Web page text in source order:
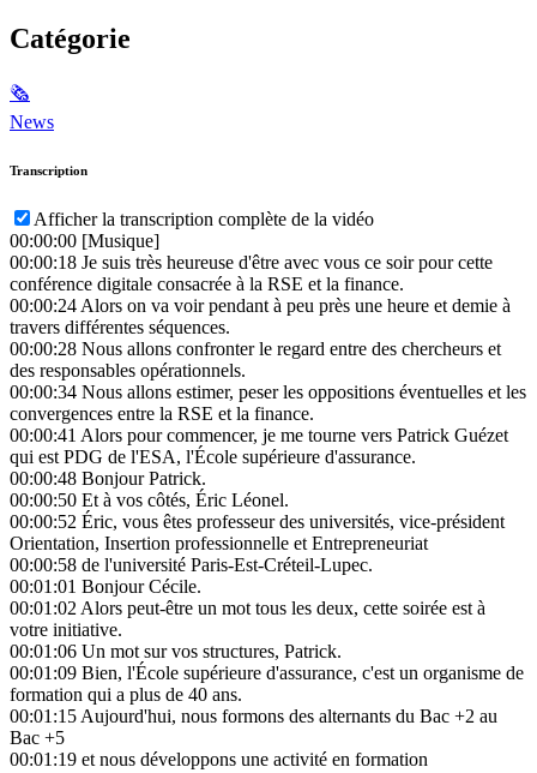
Catégorie
🗞
News
Transcription
Afficher la transcription complète de la vidéo
00:00:00 [Musique]
00:00:18 Je suis très heureuse d'être avec vous ce soir pour cette
conférence digitale consacrée à la RSE et la finance.
00:00:24Alors on va voir pendant à peu près une heure et demie à
travers différentes séquences.
00:00:28 Nous allons confronter le regard entre des chercheurs et
des responsables opérationnels.
00:00:34 Nous allons estimer, peser les oppositions éventuelles et les
convergences entre la RSE et la finance.
00:00:41 Alors pour commencer, je me tourne vers Patrick Guézet
qui est PDG de l'ESA, l'École supérieure d'assurance.
00:00:48 Bonjour Patrick.
00:00:50 Et à vos côtés, Éric Léonel.
00:00:52 Éric, vous êtes professeur des universités, vice-président
Orientation, Insertion professionnelle et Entrepreneuriat
00:00:58 de l'université Paris-Est-Créteil-Lupec.
00:01:01 Bonjour Cécile.
00:01:02Alors peut-être un mot tous les deux, cette soirée est à
votre initiative.
00:01:06 Un mot sur vos structures, Patrick.
00:01:09 Bien, l'École supérieure d'assurance, c'est un organisme de
formation qui a plus de 40 ans.
00:01:15Aujourd'hui, nous formons des alternants du Bac +2 au
Bac +5
00:01:19 et nous développons une activité en formation